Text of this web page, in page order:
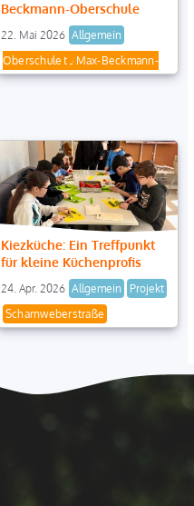
Beckmann-Oberschule
22. Mai 2026 Allgemein
Klassenrat
Lernen durch Engagement
Max-Beckmann-Oberschule
Kiezküche: Ein Treffpunkt
für kleine Küchenprofis
24. Apr. 2026 Allgemein
Projekt
Scharnweberstraße